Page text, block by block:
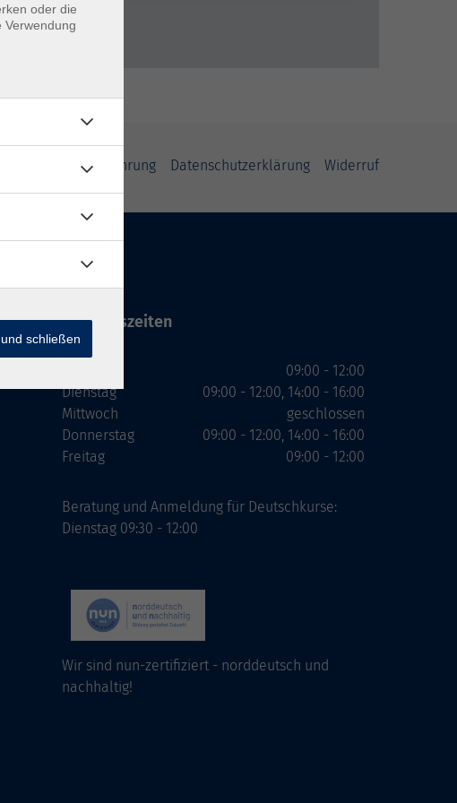
Widerrufsbelehrung Datenschutzerklärung Widerruf
Öffnungszeiten
Dienstag
Mittwoch
Donnerstag
Freitag
09:00 - 12:00
09:00 - 12:00, 14:00 - 16:00
geschlossen
09:00 - 12:00, 14:00 - 16:00
09:00 - 12:00
Beratung und Anmeldung für Deutschkurse:
Dienstag 09:30 - 12:00
Wir sind nun-zertifiziert - norddeutsch und
nachhaltig!
oder die
Verwendung
schließen